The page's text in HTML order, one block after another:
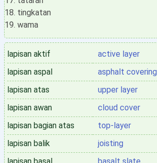
tingkatan
wama
lapisan aktif
active layer
lapisan aspal
asphalt covering
lapisan atas
upper layer
lapisan awan
cloud cover
lapisan bagian atas
top-layer
lapisan balik
joisting